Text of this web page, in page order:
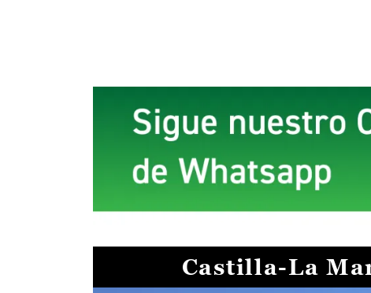
Castilla-La